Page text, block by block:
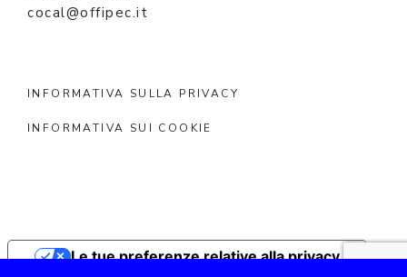
cocal@offipec.it
INFORMATIVA SULLA PRIVACY
INFORMATIVA SUI COOKIE
Le tue preferenze relative alla privacy